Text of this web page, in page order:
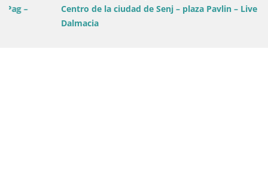
Centro de la ciudad de Senj – plaza Pavlin – Live Cam